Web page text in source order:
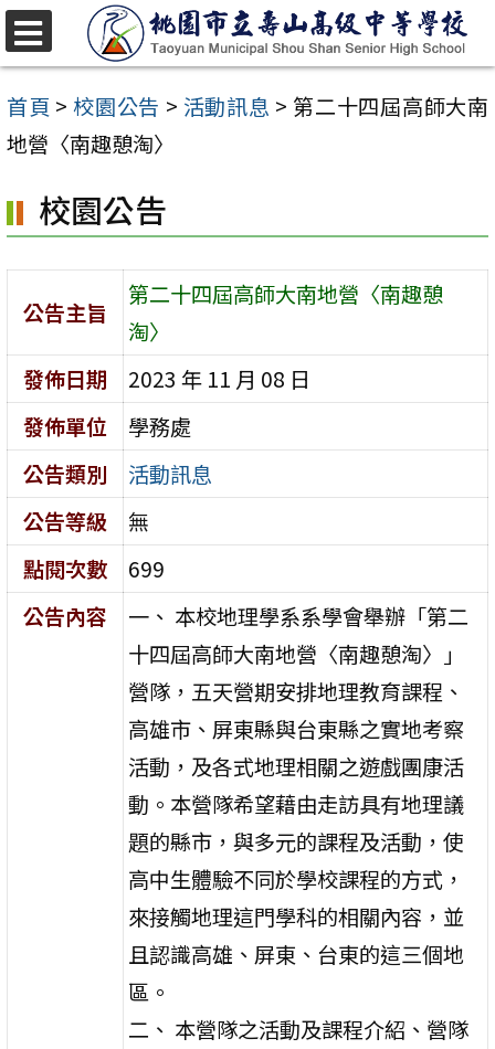
跳
至
主
要
容
區
首頁 > 校園公告 > 活動訊息 > 第二十四屆高師大南
地營〈南趣憩淘〉
校園公告
公告主旨
第二十四屆高師大南地營〈南趣憩
淘〉
發佈日期
2023 年 11 月 08 日
發佈單位
學務處
公告類別
活動訊息
公告等級
無
點閱次數
699
公告內容
一、 本校地理學系系學會舉辦「第二
十四屆高師大南地營〈南趣憩淘〉」
營隊，五天營期安排地理教育課程、
高雄市、屏東縣與台東縣之實地考察
活動，及各式地理相關之遊戲團康活
動。本營隊希望藉由走訪具有地理議
題的縣市，與多元的課程及活動，使
高中生體驗不同於學校課程的方式，
來接觸地理這門學科的相關內容，並
且認識高雄、屏東、台東的這三個地
區。
二、 本營隊之活動及課程介紹、營隊
選
單